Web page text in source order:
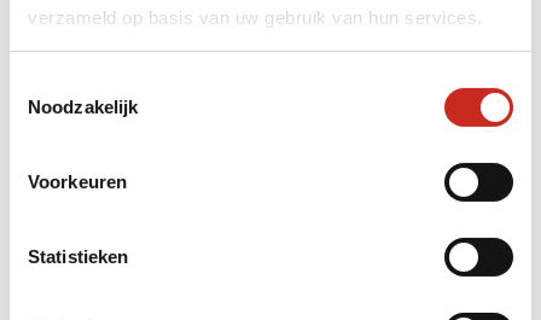
verzameld op basis van uw gebruik van hun services.
Noodzakelijk
Voorkeuren
Statistieken
Rosalie en Sarah (reisspecialist ondersteuners)
Onze populairste Iran